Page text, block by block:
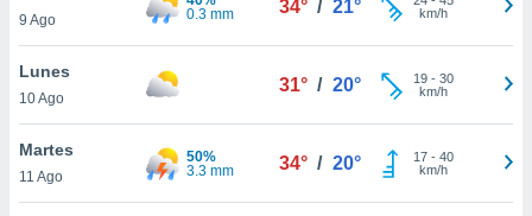
más
nuestra
y
9 Ago
0.3 mm
34° / 21°
km/h
Lunes
10 Ago
31° / 20° 19- 30
km/h
Martes
11 Ago
50%
3.3 mm
34° / 20° 17- 40
km/h